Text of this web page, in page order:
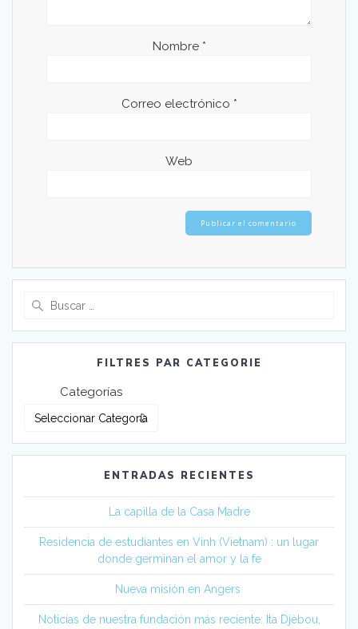
Nombre *
Correo electrónico *
Web
FILTRES PAR CATEGORIE
Categorías
ENTRADAS RECIENTES
La capilla de la Casa Madre
Residencia de estudiantes en Vinh (Vietnam) : un lugar
donde germinan el amor y la fe
Nueva misión en Angers
Noticias de nuestra fundación más reciente: Ita Djèbou,